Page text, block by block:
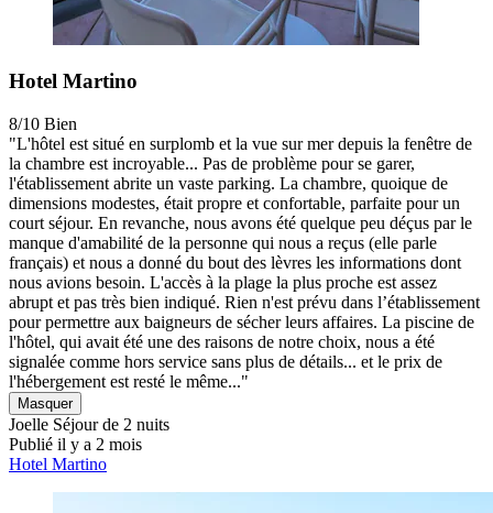
Hotel Martino
8/10 Bien
"L'hôtel est situé en surplomb et la vue sur mer depuis la fenêtre de
la chambre est incroyable... Pas de problème pour se garer,
l'établissement abrite un vaste parking. La chambre, quoique de
dimensions modestes, était propre et confortable, parfaite pour un
court séjour. En revanche, nous avons été quelque peu déçus par le
manque d'amabilité de la personne qui nous a reçus (elle parle
français) et nous a donné du bout des lèvres les informations dont
nous avions besoin. L'accès à la plage la plus proche est assez
abrupt et pas très bien indiqué. Rien n'est prévu dans l’établissement
pour permettre aux baigneurs de sécher leurs affaires. La piscine de
l'hôtel, qui avait été une des raisons de notre choix, nous a été
signalée comme hors service sans plus de détails... et le prix de
l'hébergement est resté le même..."
Masquer
Joelle Séjour de 2 nuits
Publié il y a 2 mois
Hotel Martino